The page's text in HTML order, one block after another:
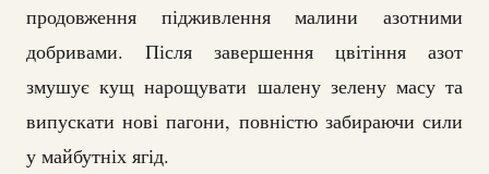
продовження підживлення малини азотними
добривами. Після завершення цвітіння азот
змушує кущ нарощувати шалену зелену масу та
випускати нові пагони, повністю забираючи сили
у майбутніх ягід.